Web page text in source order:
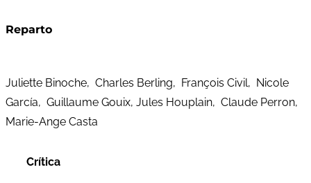
Reparto
Juliette Binoche, Charles Berling, François Civil, Nicole
García, Guillaume Gouix, Jules Houplain, Claude Perron,
Marie-Ange Casta
Crítica